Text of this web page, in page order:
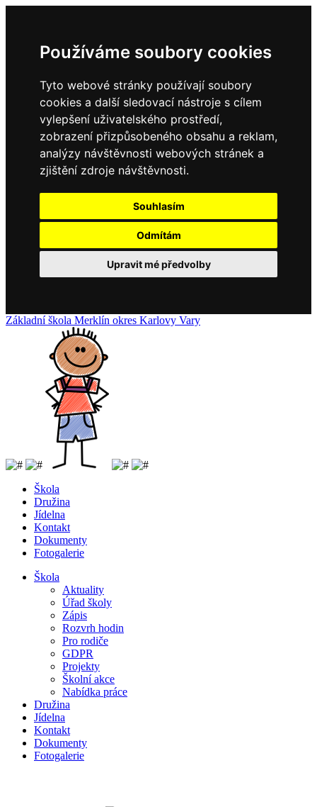
Používáme soubory cookies
Tyto webové stránky používají soubory
cookies a další sledovací nástroje s cílem
vylepšení uživatelského prostředí,
zobrazení přizpůsobeného obsahu a reklam,
analýzy návštěvnosti webových stránek a
zjištění zdroje návštěvnosti.
Souhlasím
Odmítám
Upravit mé předvolby
Základníškola Merklín okres Karlovy Vary
Škola
Družina
Jídelna
Kontakt
Dokumenty
Fotogalerie
Škola
Aktuality
Úřad školy
Zápis
Rozvrh hodin
Pro rodiče
GDPR
Projekty
Školní akce
Nabídka práce
Družina
Jídelna
Kontakt
Dokumenty
Fotogalerie